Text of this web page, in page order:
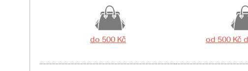
do 500 Kč od 500 Kč